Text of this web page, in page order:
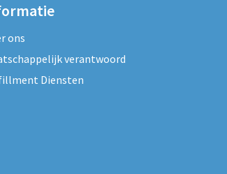
ons
verantwoord
Diensten